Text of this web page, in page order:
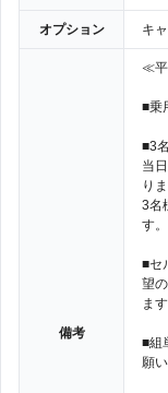
オプション キ
備考
≪平
■乗
■3
当
りま
3名
す。
■セ
望
ます
■組
願